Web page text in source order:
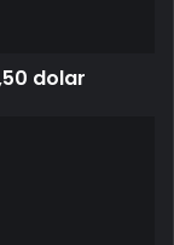
dolar